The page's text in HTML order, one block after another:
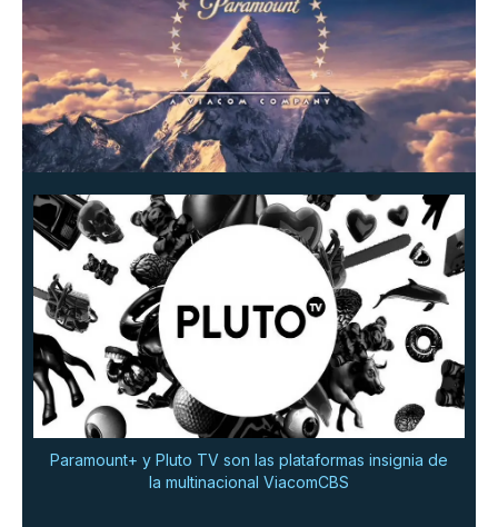
Paramount+ y Pluto TV son las plataformas insignia de
la multinacional ViacomCBS